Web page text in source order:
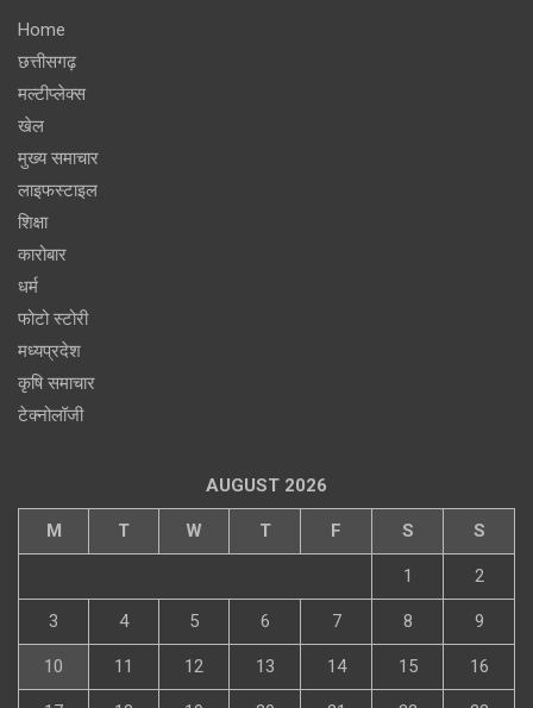
Home
छत्तीसगढ़
मल्टीप्लेक्स
खेल
मुख्य समाचार
लाइफस्टाइल
शिक्षा
कारोबार
धर्म
फोटो स्टोरी
मध्यप्रदेश
कृषि समाचार
टेक्नोलॉजी
AUGUST 2026
M T W T F S S
1 2
3 4 5 6 7 8 9
10 11 12 13 14 15 16